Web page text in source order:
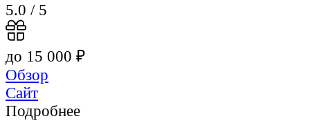
5.0 / 5
до 15 000 ₽
Обзор
Сайт
Подробнее